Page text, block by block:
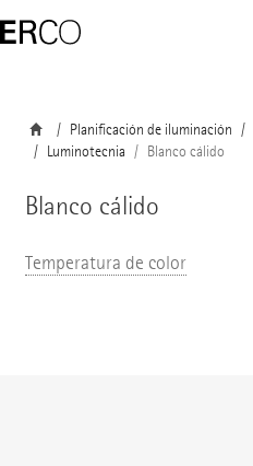
Planificación de iluminación
Luminotecnia
Blanco cálido
Blanco cálido
Temperatura de color